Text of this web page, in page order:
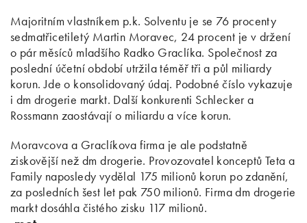
Majoritním vlastníkem p.k. Solventu je se 76 procenty
sedmatřicetiletý Martin Moravec, 24 procent je v držení
o pár měsíců mladšího Radko Graclíka. Společnost za
poslední účetní období utržila téměř tři a půl miliardy
korun. Jde o konsolidovaný údaj. Podobné číslo vykazuje
i dm drogerie markt. Další konkurenti Schlecker a
Rossmann zaostávají o miliardu a více korun.
Moravcova a Graclíkova firma je ale podstatně
ziskovější než dm drogerie. Provozovatel konceptů Teta a
Family naposledy vydělal 175 milionů korun po zdanění,
za posledních šest let pak 750 milionů. Firma dm drogerie
markt dosáhla čistého zisku 117 milionů.